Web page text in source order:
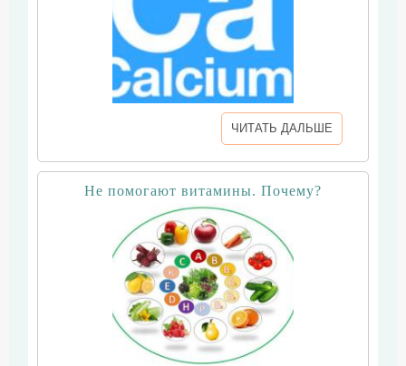
ЧИТАТЬ ДАЛЬШЕ
Не помогают витамины. Почему?